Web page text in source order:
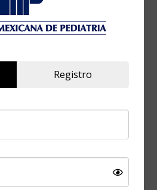
¡Caducado!
pm - 9:30 pm
de
y
Registro